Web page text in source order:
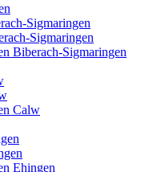
Sigmaringen
Sigmaringen
Biberach-Sigmaringen
Calw
Ehingen